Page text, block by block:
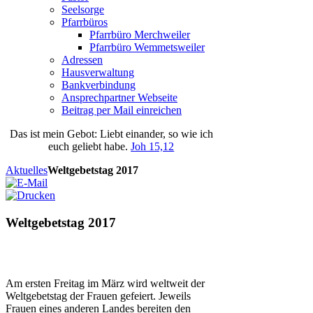
Seelsorge
Pfarrbüros
Pfarrbüro Merchweiler
Pfarrbüro Wemmetsweiler
Adressen
Hausverwaltung
Bankverbindung
Ansprechpartner Webseite
Beitrag per Mail einreichen
Das ist mein Gebot: Liebt einander, so wie ich
euch geliebt habe.Joh 15,12
AktuellesWeltgebetstag 2017
Weltgebetstag 2017
Am ersten Freitag im März wird weltweit der
Weltgebetstag der Frauen gefeiert. Jeweils
Frauen eines anderen Landes bereiten den